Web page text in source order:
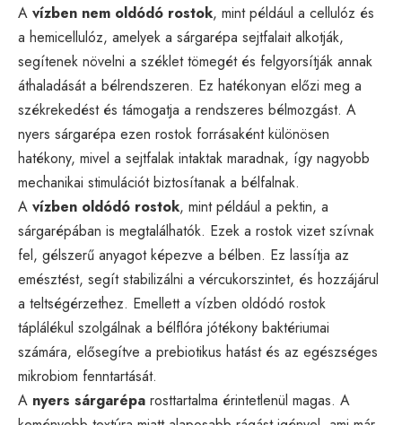
A vízben nem oldódó rostok, mint például a cellulóz és
a hemicellulóz, amelyek a sárgarépa sejtfalait alkotják,
segítenek növelni a széklet tömegét és felgyorsítják annak
áthaladását a bélrendszeren. Ez hatékonyan előzi meg a
székrekedést és támogatja a rendszeres bélmozgást. A
nyers sárgarépa ezen rostok forrásaként különösen
hatékony, mivel a sejtfalak intaktak maradnak, így nagyobb
mechanikai stimulációt biztosítanak a bélfalnak.
A vízben oldódó rostok, mint például a pektin, a
sárgarépában is megtalálhatók. Ezek a rostok vizet szívnak
fel, gélszerű anyagot képezve a bélben. Ez lassítja az
emésztést, segít stabilizálni a vércukorszintet, és hozzájárul
a teltségérzethez. Emellett a vízben oldódó rostok
táplálékul szolgálnak a bélflóra jótékony baktériumai
számára, elősegítve a prebiotikus hatást és az egészséges
mikrobiom fenntartását.
A nyers sárgarépa rosttartalma érintetlenül magas. A